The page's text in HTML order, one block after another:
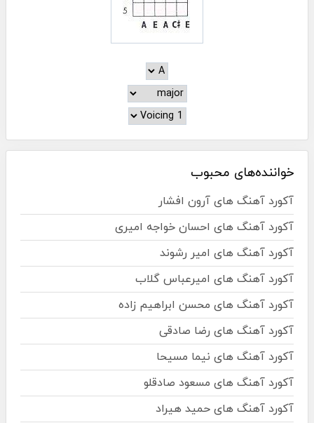
خواننده‌های محبوب
آکورد آهنگ های آرون افشار
آکورد آهنگ های احسان خواجه امیری
آکورد آهنگ های امیر رشوند
آکورد آهنگ های امیرعباس گلاب
آکورد آهنگ های محسن ابراهیم زاده
آکورد آهنگ های رضا صادقی
آکورد آهنگ های نیما مسیحا
آکورد آهنگ های مسعود صادقلو
آکورد آهنگ های حمید هیراد